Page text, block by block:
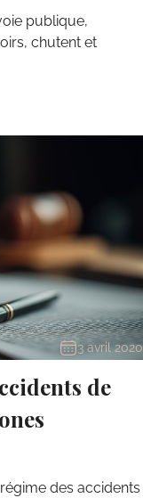
publique,
chutent et
3 avril 2020
de
des accidents